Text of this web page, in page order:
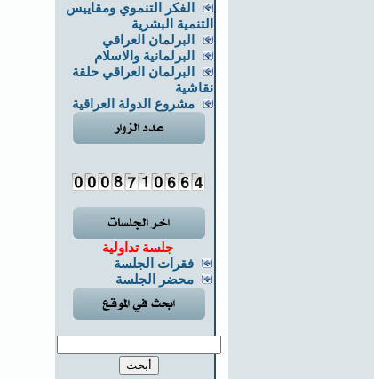
الفكر التنموي ومقاييس
التنمية البشرية
البرلمان العراقي
البرلمانية والاسلام
البرلمان العراقي حلقة
نقاشية
مشروع الدولة العراقية
جلسة تداولية
فقرات الجلسة
محضر الجلسة